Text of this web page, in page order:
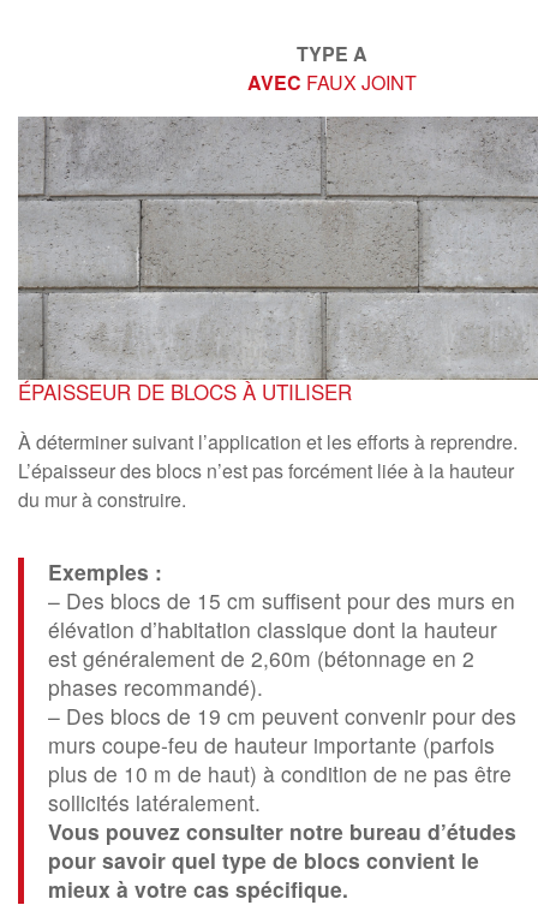
TYPE A
AVEC FAUX JOINT
ÉPAISSEUR DE BLOCS À UTILISER
À déterminer suivant l’application et les efforts à reprendre.
L’épaisseur des blocs n’est pas forcément liée à la hauteur
du mur à construire.
Exemples :
– Des blocs de 15 cm suffisent pour des murs en
élévation d’habitation classique dont la hauteur
est généralement de 2,60m (bétonnage en 2
phases recommandé).
– Des blocs de 19 cm peuvent convenir pour des
murs coupe-feu de hauteur importante (parfois
plus de 10 m de haut) à condition de ne pas être
sollicités latéralement.
Vous pouvez consulter notre bureau d’études
pour savoir quel type de blocs convient le
mieux à votre cas spécifique.